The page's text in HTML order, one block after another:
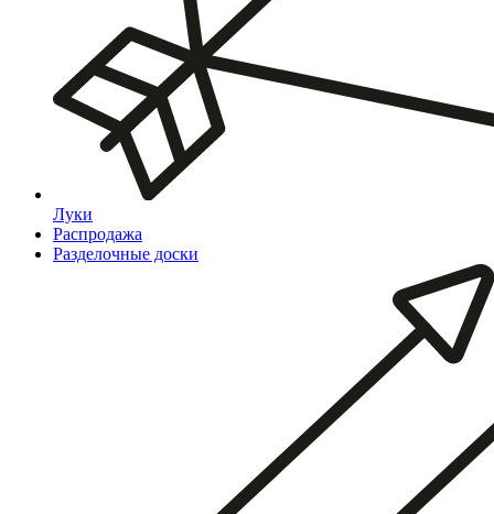
Луки
Распродажа
Разделочные доски